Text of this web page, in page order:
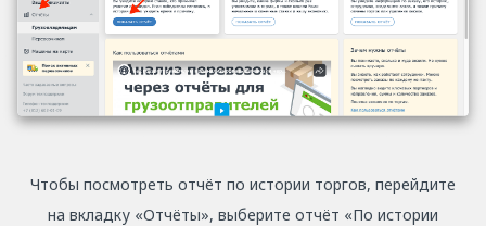
Чтобы посмотреть отчёт по истории торгов, перейдите
на вкладку «Отчёты», выберите отчёт «По истории